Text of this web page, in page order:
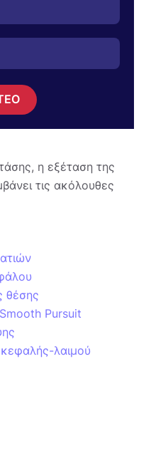
η εξέταση της
τις ακόλουθες
θέσης
Pursuit
λαιμού